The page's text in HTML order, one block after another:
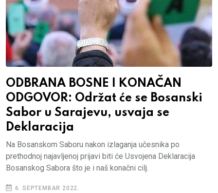
ODBRANA BOSNE I KONAČAN
ODGOVOR: Održat će se Bosanski
Sabor u Sarajevu, usvaja se
Deklaracija
Na Bosanskom Saboru nakon izlaganja učesnika po
prethodnoj najavljenoj prijavi biti će Usvojena Deklaracija
Bosanskog Sabora što je i naš konačni cilj.
6. SEPTEMBAR 2022.